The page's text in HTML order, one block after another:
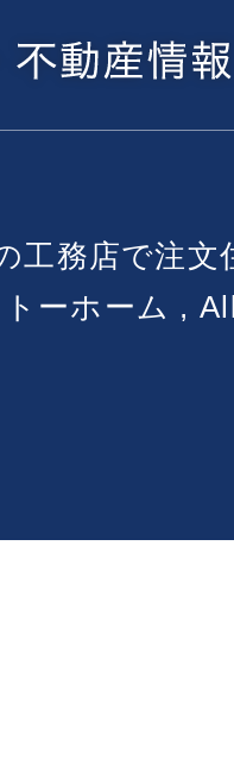
工務店で注
ーホーム ,